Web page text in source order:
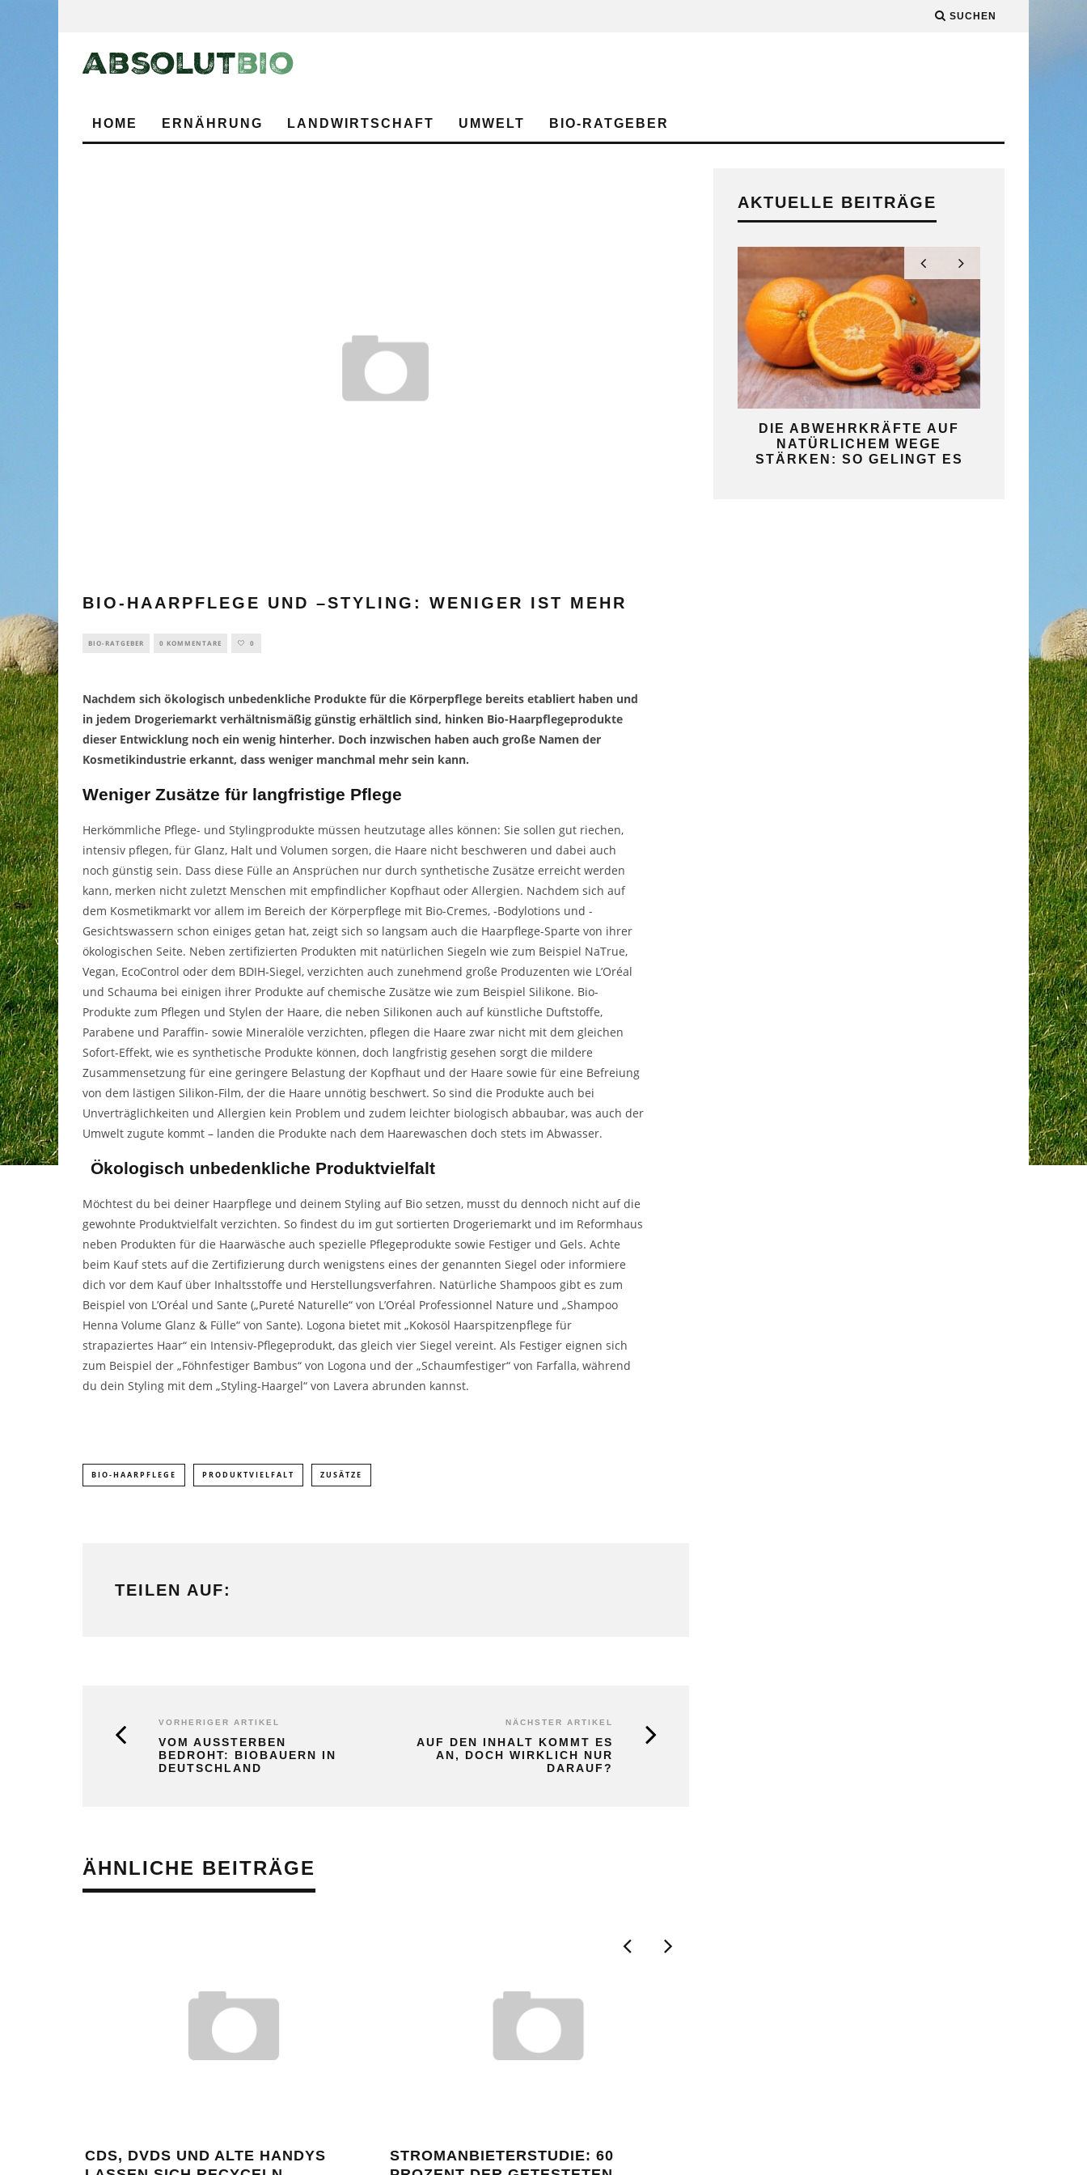
SUCHEN
HOME ERNÄHRUNG LANDWIRTSCHAFT UMWELT BIO-RATGEBER
BIO-HAARPFLEGE UND –STYLING: WENIGER IST MEHR
BIO-RATGEBER 0 KOMMENTARE 0
Nachdem sich ökologisch unbedenkliche Produkte für die Körperpflege bereits etabliert haben und
in jedem Drogeriemarkt verhältnismäßig günstig erhältlich sind, hinken Bio-Haarpflegeprodukte
dieser Entwicklung noch ein wenig hinterher. Doch inzwischen haben auch große Namen der
Kosmetikindustrie erkannt, dass weniger manchmal mehr sein kann.
Weniger Zusätze für langfristige Pflege
Herkömmliche Pflege- und Stylingprodukte müssen heutzutage alles können: Sie sollen gut riechen,
intensiv pflegen, für Glanz, Halt und Volumen sorgen, die Haare nicht beschweren und dabei auch
noch günstig sein. Dass diese Fülle an Ansprüchen nur durch synthetische Zusätze erreicht werden
kann, merken nicht zuletzt Menschen mit empfindlicher Kopfhaut oder Allergien. Nachdem sich auf
dem Kosmetikmarkt vor allem im Bereich der Körperpflege mit Bio-Cremes, -Bodylotions und -
Gesichtswassern schon einiges getan hat, zeigt sich so langsam auch die Haarpflege-Sparte von ihrer
ökologischen Seite. Neben zertifizierten Produkten mit natürlichen Siegeln wie zum Beispiel NaTrue,
Vegan, EcoControl oder dem BDIH-Siegel, verzichten auch zunehmend große Produzenten wie L’Oréal
und Schauma bei einigen ihrer Produkte auf chemische Zusätze wie zum Beispiel Silikone. Bio-
Produkte zum Pflegen und Stylen der Haare, die neben Silikonen auch auf künstliche Duftstoffe,
Parabene und Paraffin- sowie Mineralöle verzichten, pflegen die Haare zwar nicht mit dem gleichen
Sofort-Effekt, wie es synthetische Produkte können, doch langfristig gesehen sorgt die mildere
Zusammensetzung für eine geringere Belastung der Kopfhaut und der Haare sowie für eine Befreiung
von dem lästigen Silikon-Film, der die Haare unnötig beschwert. So sind die Produkte auch bei
Unverträglichkeiten und Allergien kein Problem und zudem leichter biologisch abbaubar, was auch der
Umwelt zugute kommt – landen die Produkte nach dem Haarewaschen doch stets im Abwasser.
Ökologisch unbedenkliche Produktvielfalt
Möchtest du bei deiner Haarpflege und deinem Styling auf Bio setzen, musst du dennoch nicht auf die
gewohnte Produktvielfalt verzichten. So findest du im gut sortierten Drogeriemarkt und im Reformhaus
neben Produkten für die Haarwäsche auch spezielle Pflegeprodukte sowie Festiger und Gels. Achte
beim Kauf stets auf die Zertifizierung durch wenigstens eines der genannten Siegel oder informiere
dich vor dem Kauf über Inhaltsstoffe und Herstellungsverfahren. Natürliche Shampoos gibt es zum
Beispiel von L’Oréal und Sante („Pureté Naturelle“ von L’Oréal Professionnel Nature und „Shampoo
Henna Volume Glanz & Fülle“ von Sante). Logona bietet mit „Kokosöl Haarspitzenpflege für
strapaziertes Haar“ ein Intensiv-Pflegeprodukt, das gleich vier Siegel vereint. Als Festiger eignen sich
zum Beispiel der „Föhnfestiger Bambus“ von Logona und der „Schaumfestiger“ von Farfalla, während
du dein Styling mit dem „Styling-Haargel“ von Lavera abrunden kannst.
BIO-HAARPFLEGE PRODUKTVIELFALT ZUSÄTZE
TEILEN AUF:
VORHERIGER ARTIKEL
VOM AUSSTERBEN
BEDROHT: BIOBAUERN IN
DEUTSCHLAND
NÄCHSTER ARTIKEL
AUF DEN INHALT KOMMT ES
AN, DOCH WIRKLICH NUR
DARAUF?
ÄHNLICHE BEITRÄGE
CDS, DVDS UND ALTE HANDYS
STROMANBIETERSTUDIE: 60
AKTUELLE BEITRÄGE
DIE ABWEHRKRÄFTE AUF
NATÜRLICHEM WEGE
STÄRKEN: SO GELINGT ES